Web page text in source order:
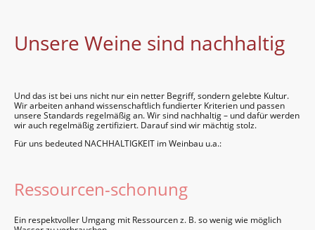
Unsere Weine sind nachhaltig
Und das ist bei uns nicht nur ein netter Begriff, son­dern ge­lebte Kul­tur.
Wir arbeiten anhand wissenschaftlich fundierter Kriterien und passen
unsere Standards regelmäßig an. Wir sind nach­haltig – und dafür werden
wir auch regelmäßig zertifiziert. Darauf sind wir mäch­tig stolz.
Für uns bedeuted NACHHALTIGKEIT im Weinbau u.a.:
Ressourcen-schonung
Ein respektvoller Umgang mit Ressour­cen z. B. so wenig wie möglich